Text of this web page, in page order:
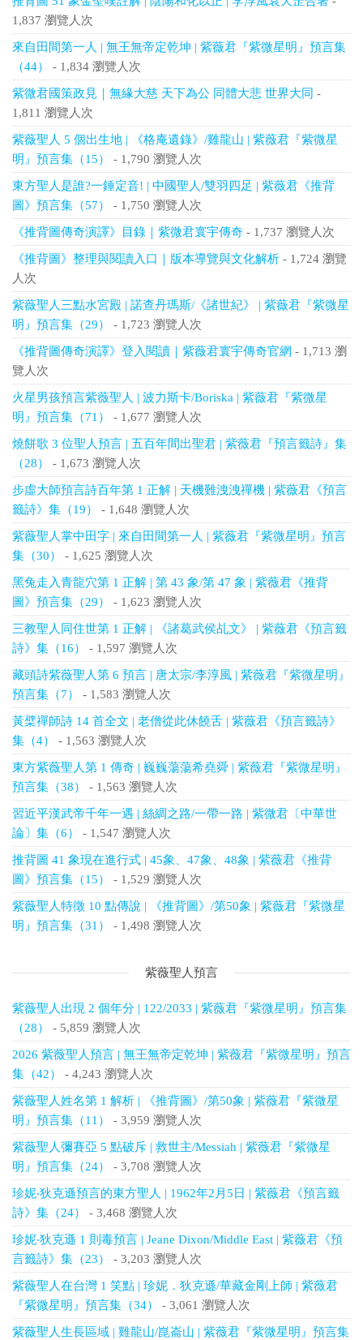
1,837 瀏覽人次
來自田間第一人 | 無王無帝定乾坤 | 紫薇君『紫微星明』預言集
（44）
- 1,834 瀏覽人次
紫微君國策政見｜無緣大慈 天下為公 同體大悲 世界大同 -
1,811 瀏覽人次
紫薇聖人 5 個出生地 | 《格庵遺錄》/雞龍山 | 紫薇君『紫微星
明』預言集（15）
- 1,790 瀏覽人次
東方聖人是誰?一錘定音! | 中國聖人/雙羽四足 | 紫薇君《推背
圖》預言集（57）
- 1,750 瀏覽人次
《推背圖傳奇演譯》目錄｜紫微君寰宇傳奇 - 1,737 瀏覽人次
《推背圖》整理與閱讀入口｜版本導覽與文化解析 - 1,724 瀏覽
人次
紫薇聖人三點水宮殿 | 諾查丹瑪斯/《諸世紀》 | 紫薇君『紫微星
明』預言集（29）
- 1,723 瀏覽人次
《推背圖傳奇演譯》登入閱讀｜紫薇君寰宇傳奇官網 - 1,713 瀏
覽人次
火星男孩預言紫薇聖人 | 波力斯卡/Boriska | 紫薇君『紫微星
明』預言集（71）
- 1,677 瀏覽人次
燒餅歌 3 位聖人預言 | 五百年間出聖君 | 紫薇君『預言籤詩』集
（28）
- 1,673 瀏覽人次
步虛大師預言詩百年第 1 正解 | 天機難洩洩禪機 | 紫薇君《預言
籤詩》集（19）
- 1,648 瀏覽人次
紫薇聖人掌中田字 | 來自田間第一人 | 紫薇君『紫微星明』預言
集（30）
- 1,625 瀏覽人次
黑兔走入青龍穴第 1 正解 | 第 43 象/第 47 象 | 紫薇君《推背
圖》預言集（29）
- 1,623 瀏覽人次
三教聖人同住世第 1 正解 | 《諸葛武侯乩文》 | 紫薇君《預言籤
詩》集（16）
- 1,597 瀏覽人次
藏頭詩紫薇聖人第 6 預言 | 唐太宗/李淳風 | 紫薇君『紫微星明』
預言集（7）
- 1,583 瀏覽人次
黃檗禪師詩 14 首全文 | 老僧從此休饒舌 | 紫薇君《預言籤詩》
集（4）
- 1,563 瀏覽人次
東方紫薇聖人第 1 傳奇 | 巍巍蕩蕩希堯舜 | 紫薇君『紫微星明』
預言集（38）
- 1,563 瀏覽人次
習近平漢武帝千年一遇 | 絲綢之路/一帶一路 | 紫微君〔中華世
論〕集（6）
- 1,547 瀏覽人次
推背圖 41 象現在進行式 | 45象、47象、48象 | 紫薇君《推背
圖》預言集（15）
- 1,529 瀏覽人次
紫薇聖人特徵 10 點傳說 | 《推背圖》/第50象 | 紫薇君『紫微星
明』預言集（31）
- 1,498 瀏覽人次
紫薇聖人預言
紫薇聖人出現 2 個年分 | 122/2033 | 紫薇君『紫微星明』預言集
（28）
- 5,859 瀏覽人次
2026 紫薇聖人預言 | 無王無帝定乾坤 | 紫薇君『紫微星明』預言
集（42）
- 4,243 瀏覽人次
紫薇聖人姓名第 1 解析 | 《推背圖》/第50象 | 紫薇君『紫微星
明』預言集（11）
- 3,959 瀏覽人次
紫薇聖人彌賽亞 5 點破斥 | 救世主/Messiah | 紫薇君『紫微星
明』預言集（24）
- 3,708 瀏覽人次
珍妮‧狄克遜預言的東方聖人 | 1962年2月5日 | 紫薇君《預言籤
詩》集（24）
- 3,468 瀏覽人次
珍妮‧狄克遜 1 則毒預言 | Jeane Dixon/Middle East | 紫薇君《預
言籤詩》集（23）
- 3,203 瀏覽人次
紫薇聖人在台灣 1 笑點 | 珍妮．狄克遜/華藏金剛上師 | 紫薇君
『紫微星明』預言集（34）
- 3,061 瀏覽人次
紫薇聖人生長區域 | 雞龍山/崑崙山 | 紫薇君『紫微星明』預言集